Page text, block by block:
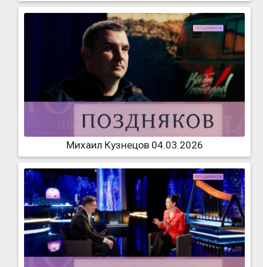
Михаил Кузнецов 04.03.2026